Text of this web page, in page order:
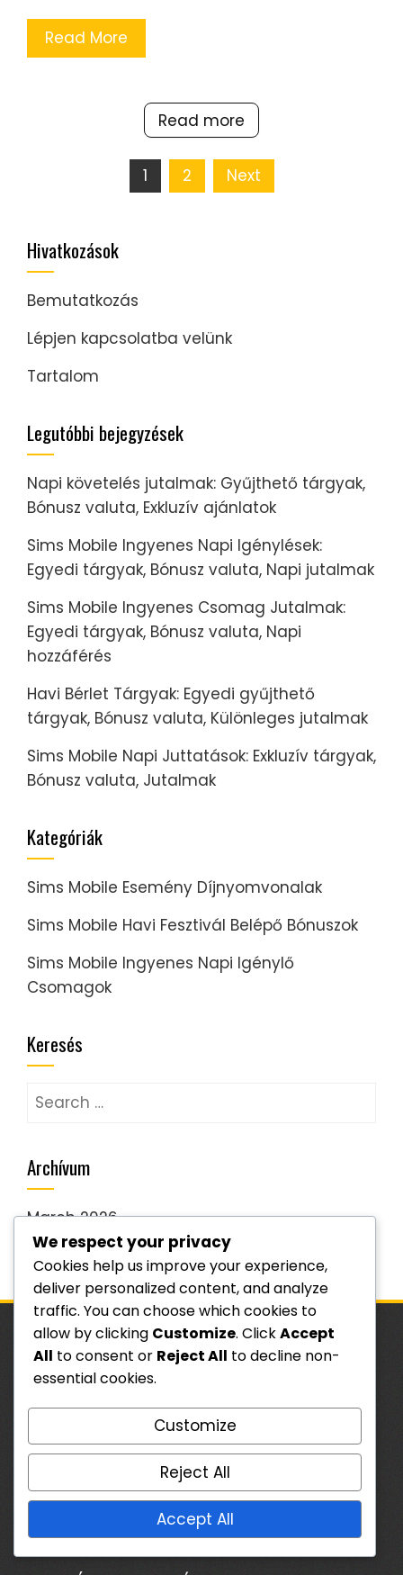
Read More
Read more
1 2 Next
Hivatkozások
Bemutatkozás
Lépjen kapcsolatba velünk
Tartalom
Legutóbbi bejegyzések
Napi követelés jutalmak: Gyűjthető tárgyak,
Bónusz valuta, Exkluzív ajánlatok
Sims Mobile Ingyenes Napi Igénylések:
Egyedi tárgyak, Bónusz valuta, Napi jutalmak
Sims Mobile Ingyenes Csomag Jutalmak:
Egyedi tárgyak, Bónusz valuta, Napi
hozzáférés
Havi Bérlet Tárgyak: Egyedi gyűjthető
tárgyak, Bónusz valuta, Különleges jutalmak
Sims Mobile Napi Juttatások: Exkluzív tárgyak,
Bónusz valuta, Jutalmak
Kategóriák
Sims Mobile Esemény Díjnyomvonalak
Sims Mobile Havi Fesztivál Belépő Bónuszok
Sims Mobile Ingyenes Napi Igénylő
Csomagok
Keresés
Search
Archívum
March 2026
February 2026
JOGI INFORMÁCIÓK
Lépjen kapcsolatba velünk
Bemutatkozás
Az Ön adatvédelme
We respect your privacy
Cookies help us improve your experience,
deliver personalized content, and analyze
traffic. You can choose which cookies to
allow by clicking Customize. ClickAccept
All to consent or Reject All to decline non-
essential cookies.
Customize
Reject All
Accept All